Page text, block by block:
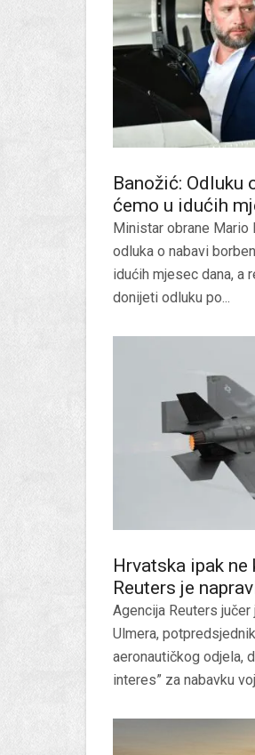
Banožić: Odluku
ćemo u idućih
Ministar obrane Mario
odluka o nabavi
idućih mjesec dana, a
donijeti odluku po...
Hrvatska ipak ne
Reuters je
Agencija Reuters
Ulmera,
aeronautičkog odjela,
interes” za nabavku